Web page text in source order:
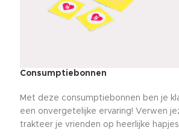
Consumptiebonnen
Met deze consumptiebonnen ben je
een onvergetelijke ervaring! Verwen
trakteer je vrienden op heerlijke